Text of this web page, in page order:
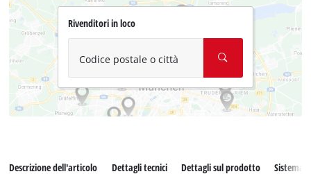
Rivenditori in loco
Codice postale o città
Descrizione dell'articolo Dettagli tecnici Dettagli sul prodotto Sistema